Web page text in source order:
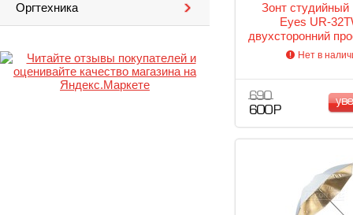
Оргтехника
Зонт студийный
Eyes UR-
двухсторонний
белый
Нет в
690
600 Р